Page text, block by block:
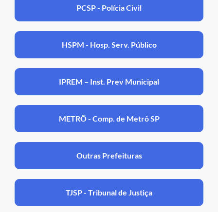
PCSP - Polícia Civil
HSPM - Hosp. Serv. Público
IPREM – Inst. Prev Municipal
METRÔ - Comp. de Metrô SP
Outras Prefeituras
TJSP - Tribunal de Justiça